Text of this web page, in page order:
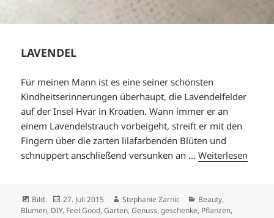
LAVENDEL
Für meinen Mann ist es eine seiner schönsten
Kindheitserinnerungen überhaupt, die Lavendelfelder
auf der Insel Hvar in Kroatien. Wann immer er an
einem Lavendelstrauch vorbeigeht, streift er mit den
Fingern über die zarten lilafarbenden Blüten und
schnuppert anschließend versunken an …Weiterlesen
Format
Bild
Veröffentlicht
am
27. Juli 2015 Autor
Stephanie Zarnic Kategorien
Beauty,
Blumen, DIY, Feel Good,Garten,Genuss,geschenke, Pflanzen,